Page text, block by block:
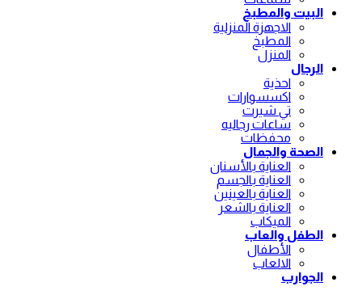
البيت والمطبخ
الاجهزة المنزلية
المطبخ
المنزل
الرجال
احذية
اكسسوارات
تي شيرت
ساعات رجاليه
محفظات
الصحة والجمال
العناية بالأسنان
العناية بالجسم
العناية بالعينين
العناية بالشعر
الميكاب
الطفل والعاب
الأطفال
الالعاب
الجوارب